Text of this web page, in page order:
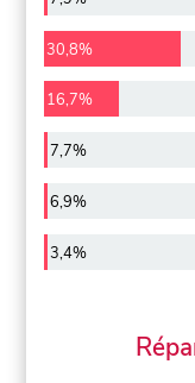
30,8%
16,7%
7,7%
6,9%
3,4%